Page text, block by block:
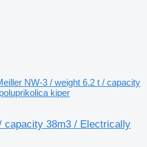
NW-3 / weight 6.2 t / capacity
kiper
capacity 38m3 / Electrically